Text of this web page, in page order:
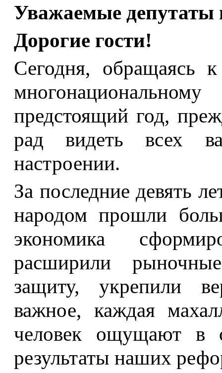
Уважаемые депутаты
Дорогие гости!
Сегодня,
предстоящий год,
рад видеть всех
настроении.
За последние девять
народом прошли
экономика
расширили
защиту, укрепили
важное, каждая
человек ощущают в
результаты наших